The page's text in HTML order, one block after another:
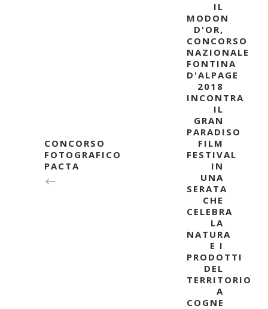
CONCORSO
FOTOGRAFICO
PACTA
IL
MODON
D'OR,
CONCORSO
NAZIONALE
FONTINA
D'ALPAGE
2018
INCONTRA
IL
GRAN
PARADISO
FILM
FESTIVAL
IN
UNA
SERATA
CHE
CELEBRA
LA
NATURA
E I
PRODOTTI
DEL
TERRITORIO
A
COGNE